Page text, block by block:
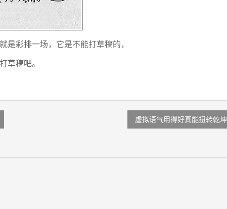
是彩排一场，它是不能打草稿的，
草稿吧。
虚拟语气用得好真能扭转乾坤